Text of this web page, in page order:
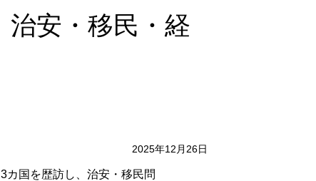
安・移民・経
2025年12月26日
カ国を歴訪し、治安・移民問